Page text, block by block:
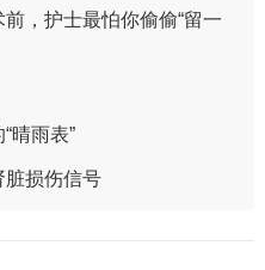
，护士最怕你偷偷“留一
晴雨表”
脏损伤信号